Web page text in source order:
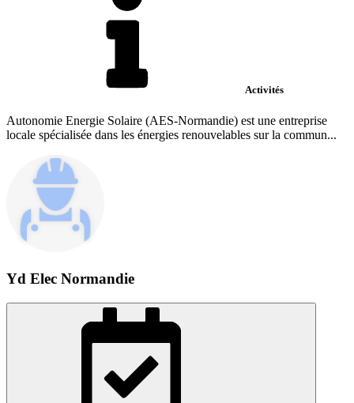
Activités
Autonomie Energie Solaire (AES-Normandie) est une entreprise
locale spécialisée dans les énergies renouvelables sur la commun...
Yd Elec Normandie